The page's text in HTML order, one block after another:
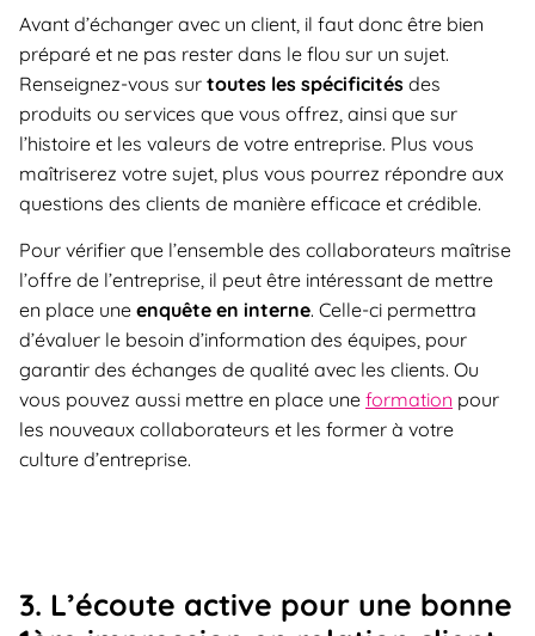
Avant d’échanger avec un client, il faut donc être bien
préparé et ne pas rester dans le flou sur un sujet.
Renseignez-vous sur toutes les spécificités des
produits ou services que vous offrez, ainsi que sur
l’histoire et les valeurs de votre entreprise. Plus vous
maîtriserez votre sujet, plus vous pourrez répondre aux
questions des clients de manière efficace et crédible.
Pour vérifier que l’ensemble des collaborateurs maîtrise
l’offre de l’entreprise, il peut être intéressant de mettre
en place une enquête en interne. Celle-ci permettra
d’évaluer le besoin d’information des équipes, pour
garantir des échanges de qualité avec les clients. Ou
vous pouvez aussi mettre en place une formation pour
les nouveaux collaborateurs et les former à votre
culture d’entreprise.
3. L’écoute active pour une bonne